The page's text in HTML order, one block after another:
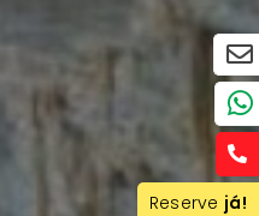
Reserve já!